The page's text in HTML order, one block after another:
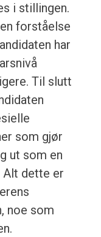
i stillingen.
forståelse
har
Til slutt
som gjør
ut som en
Alt dette er
noe som